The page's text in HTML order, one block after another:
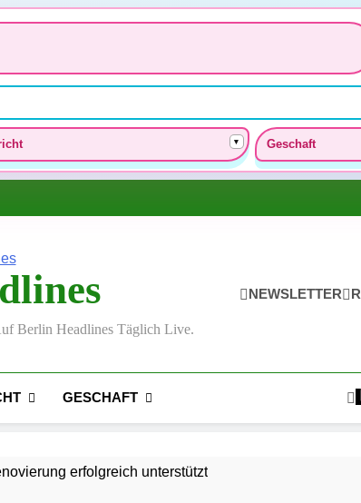
▾ Geschaft
Berlin Headlines Täglich Live.
NEWSLETTER
GESCHAFT
erfolgreich unterstützt